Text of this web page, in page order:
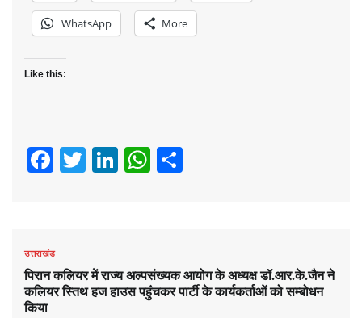
WhatsApp More
Like this:
Facebook
TwitterLinkedIn
WhatsApp
उत्तराखंड
पिरान कलियर में राज्य अल्पसंख्यक आयोग के अध्यक्ष डॉ.आर.के.जैन ने
कलियर स्तिथ हज हाउस पहुंचकर पार्टी के कार्यकर्ताओं को सम्बोधन
किया